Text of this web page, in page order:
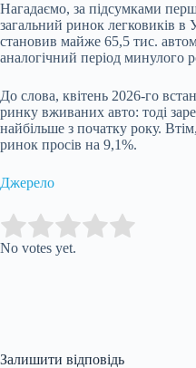
Нагадаємо, за підсумками
загальний ринок легковиків в
становив майже 65,5 тис.
аналогічний період минулого
До слова, квітень 2026-го
ринку вживаних авто: тоді
найбільше з початку року.
ринок просів на 9,1%.
Джерело
Rate this item:
No votes yet.
Залишити відповідь